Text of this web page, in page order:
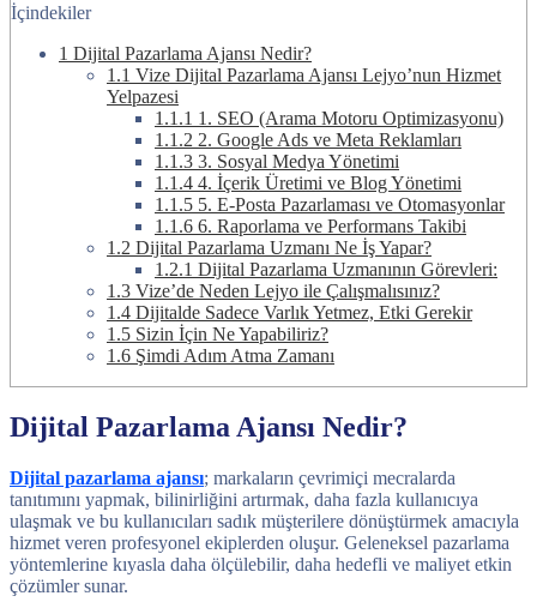
İçindekiler
1 Dijital Pazarlama Ajansı Nedir?
1.1 Vize Dijital Pazarlama Ajansı Lejyo’nun Hizmet
Yelpazesi
1.1.1 1. SEO (Arama Motoru Optimizasyonu)
1.1.2 2. Google Ads ve Meta Reklamları
1.1.3 3. Sosyal Medya Yönetimi
1.1.4 4. İçerik Üretimi ve Blog Yönetimi
1.1.5 5. E-Posta Pazarlaması ve Otomasyonlar
1.1.6 6. Raporlama ve Performans Takibi
1.2 Dijital Pazarlama Uzmanı Ne İş Yapar?
1.2.1 Dijital Pazarlama Uzmanının Görevleri:
1.3 Vize’de Neden Lejyo ile Çalışmalısınız?
1.4 Dijitalde Sadece Varlık Yetmez, Etki Gerekir
1.5 Sizin İçin Ne Yapabiliriz?
1.6 Şimdi Adım Atma Zamanı
Dijital Pazarlama Ajansı Nedir?
Dijital pazarlama ajansı; markaların çevrimiçi mecralarda
tanıtımını yapmak, bilinirliğini artırmak, daha fazla kullanıcıya
ulaşmak ve bu kullanıcıları sadık müşterilere dönüştürmek amacıyla
hizmet veren profesyonel ekiplerden oluşur. Geleneksel pazarlama
yöntemlerine kıyasla daha ölçülebilir, daha hedefli ve maliyet etkin
çözümler sunar.